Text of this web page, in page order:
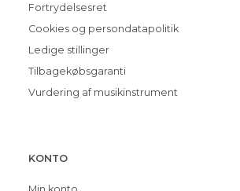
Fortrydelsesret
Cookies og persondatapolitik
Ledige stillinger
Tilbagekøbsgaranti
Vurdering af musikinstrument
KONTO